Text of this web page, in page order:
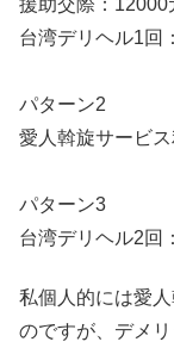
援助交際：12000
台湾デリヘル1回
パターン2
愛人斡旋サービ
パターン3
台湾デリヘル2回
私個人的には愛
のですが、デメ